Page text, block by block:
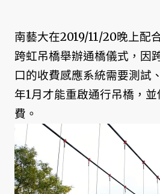
南藝大在2019/11/20晚上配
跨虹吊橋舉辦通橋儀式，因
口的收費感應系統需要測試
年1月才能重啟通行吊橋，
費。